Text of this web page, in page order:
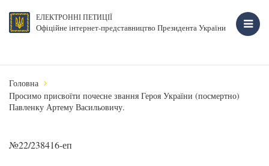
ЕЛЕКТРОННІ ПЕТИЦІЇ
Офіційне інтернет-представництво Президента України
Головна
Просимо присвоїти почесне звання Героя України (посмертно)
Павленку Артему Васильовичу.
№22/238416-еп